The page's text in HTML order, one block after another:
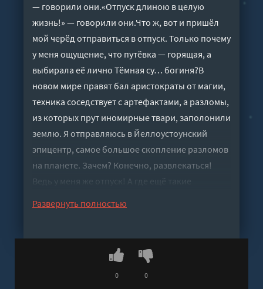
— говорили они.«Отпуск длиною в целую
жизнь!» — говорили они.Что ж, вот и пришёл
мой черёд отправиться в отпуск. Только почему
у меня ощущение, что путёвка — горящая, а
выбирала её лично Тёмная су… богиня?В
новом мире правят бал аристократы от магии,
техника соседствует с артефактами, а разломы,
из которых прут иномирные твари, заполонили
землю. Я отправляюсь в Йеллоустоунский
эпицентр, самое большое скопление разломов
на планете. Зачем? Конечно, развлекаться!
Ведь у меня же отпуск! А где ещё такие
Развернуть полностью
0 0